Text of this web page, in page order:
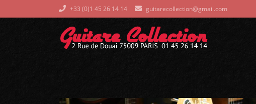
+33 (0)1 45 26 14 14 guitarecollection@gmail.com